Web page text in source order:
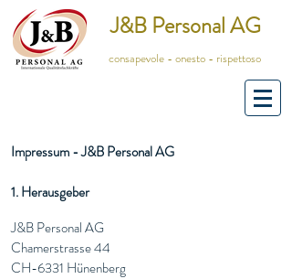
J&B Personal AG
consapevole - onesto - rispettoso
Impressum - J&B Personal AG
1. Herausgeber
J&B Personal AG
Chamerstrasse 44
CH-6331 Hünenberg